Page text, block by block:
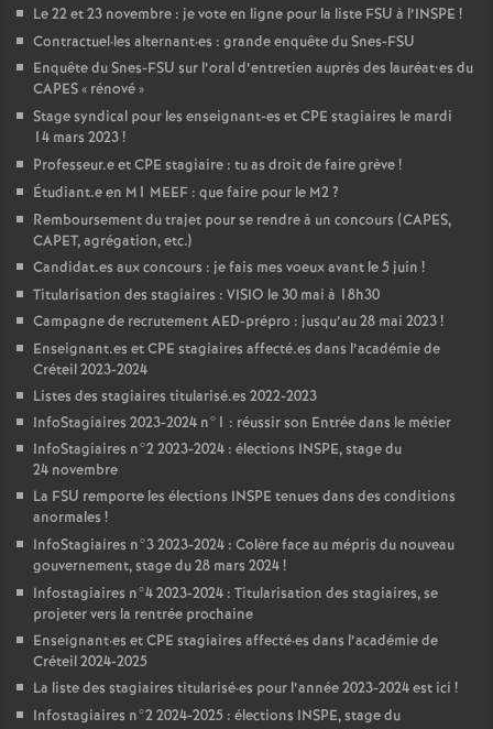
Le 22 et 23 novembre : je vote en ligne pour la liste FSU à l’INSPE !
Contractuel·les alternant·es : grande enquête du Snes-FSU
Enquête du Snes-FSU sur l’oral d’entretien auprès des lauréat•es du
CAPES« rénové»
Stage syndical pour les enseignant-es etCPE stagiaires le mardi
14 mars 2023!
Professeur.e etCPE stagiaire : tu as droit de faire grève!
Étudiant.e en M1 MEEF : que faire pour le M2?
Remboursement du trajet pour se rendre à un concours (CAPES,
CAPET, agrégation, etc.)
Candidat.es aux concours : je fais mes voeux avant le 5 juin !
Titularisation des stagiaires : VISIO le 30 mai à 18h30
Campagne de recrutementAED-prépro : jusqu’au 28 mai 2023!
Enseignant.es etCPE stagiaires affecté.es dans l’académie de
Créteil 2023-2024
Listes des stagiaires titularisé.es 2022-2023
InfoStagiaires 2023-2024 n°1 : réussir son Entrée dans le métier
InfoStagiaires n°2 2023-2024 : élections INSPE, stage du
24 novembre
La FSU remporte les élections INSPE tenues dans des conditions
anormales !
InfoStagiaires n°3 2023-2024 : Colère face au mépris du nouveau
gouvernement, stage du 28 mars 2024!
Infostagiaires n°4 2023-2024 : Titularisation des stagiaires, se
projeter vers la rentrée prochaine
Enseignant·es etCPE stagiaires affecté·es dans l’académie de
Créteil 2024-2025
La liste des stagiaires titularisé·es pour l’année 2023-2024 est ici !
Infostagiaires n°2 2024-2025 : élections INSPE, stage du